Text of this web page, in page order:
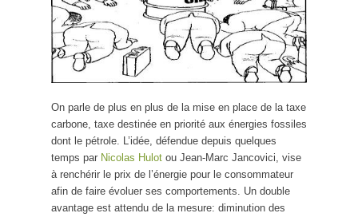
On parle de plus en plus de la mise en place de la taxe
carbone, taxe destinée en priorité aux énergies fossiles
dont le pétrole. L’idée, défendue depuis quelques
temps par Nicolas Hulot ou Jean-Marc Jancovici, vise
à renchérir le prix de l’énergie pour le consommateur
afin de faire évoluer ses comportements. Un double
avantage est attendu de la mesure: diminution des